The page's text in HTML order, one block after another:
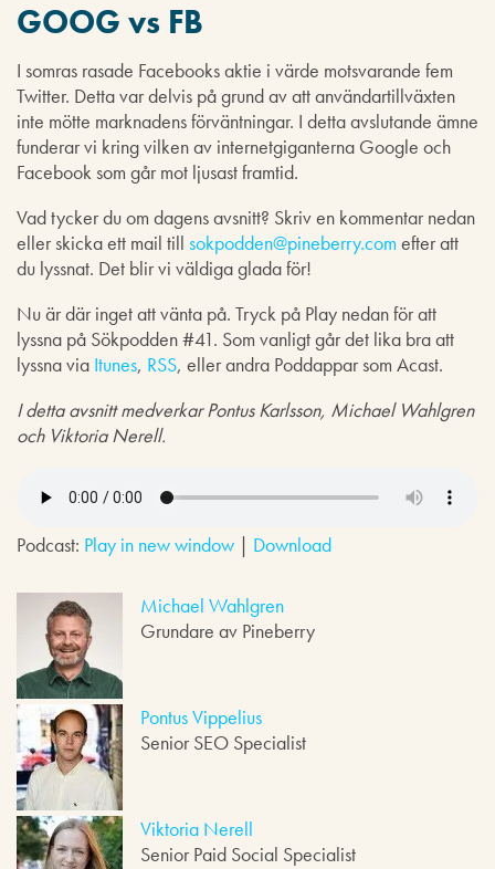
GOOG vs FB
I somras rasade Facebooks aktie i värde motsvarande fem
Twitter. Detta var delvis på grund av att användartillväxten
inte mötte marknadens förväntningar. I detta avslutande ämne
funderar vi kring vilken av internetgiganterna Google och
Facebook som går mot ljusast framtid.
Vad tycker du om dagens avsnitt? Skriv en kommentar nedan
eller skicka ett mail till sokpodden@pineberry.comefter att
du lyssnat. Det blir vi väldiga glada för!
Nu är där inget att vänta på. Tryck på Play nedan för att
lyssna på Sökpodden #41. Som vanligt går det lika bra att
lyssna via Itunes, RSS, eller andra Poddappar som Acast.
I detta avsnitt medverkar Pontus Karlsson, Michael Wahlgren
och Viktoria Nerell.
Podcast: Play in new window | Download
Michael Wahlgren
Grundare av Pineberry
Pontus Vippelius
Senior SEO Specialist
Viktoria Nerell
Senior Paid Social Specialist